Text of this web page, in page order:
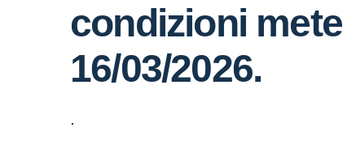
condizioni
16/03/2026.
.